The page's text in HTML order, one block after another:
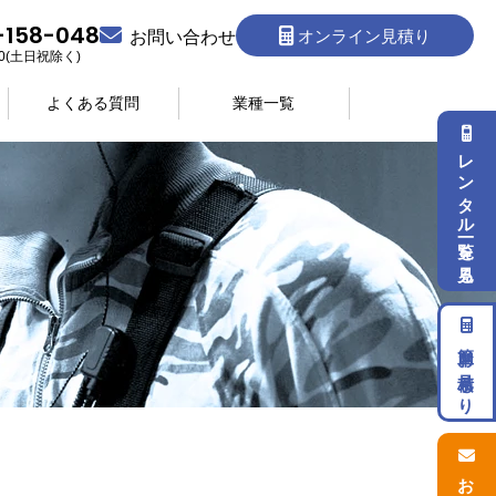
158-048
土日祝除く)
お問い合わせ オンライン見積り
よくある質問 業種一覧
レンタル一覧を見る
簡単お見積もり